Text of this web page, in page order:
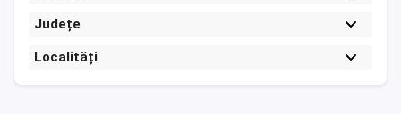
Județe
Localități